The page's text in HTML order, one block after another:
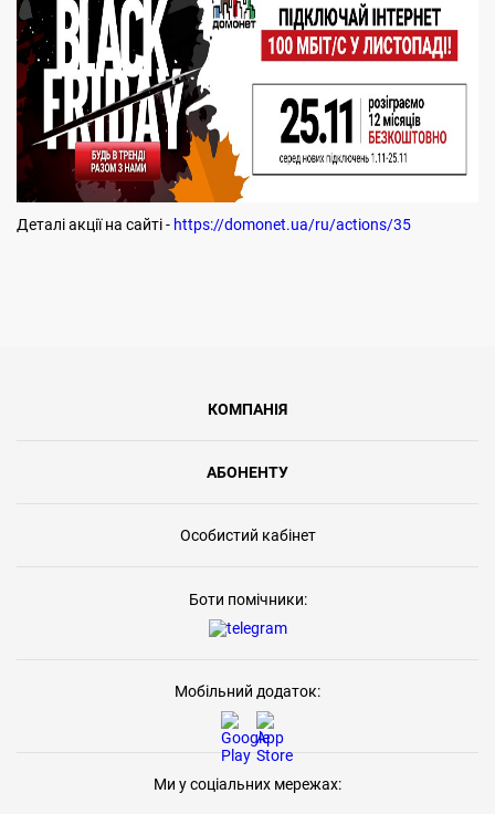
Деталі акції на сайті - https://domonet.ua/ru/actions/35
КОМПАНІЯ
АБОНЕНТУ
Особистий кабінет
Боти помічники:
Мобільний додаток:
Ми у соціальних мережах: